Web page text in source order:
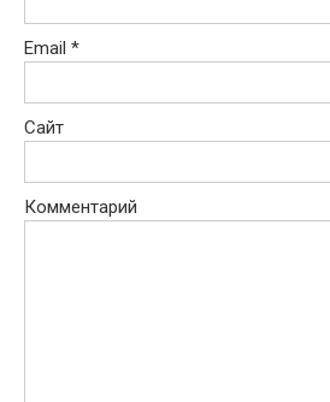
Email *
Сайт
Комментарий